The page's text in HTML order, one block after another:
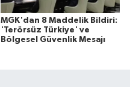
MGK'dan 8 Maddelik Bildiri:
'Terörsüz Türkiye' ve
Bölgesel Güvenlik Mesajı